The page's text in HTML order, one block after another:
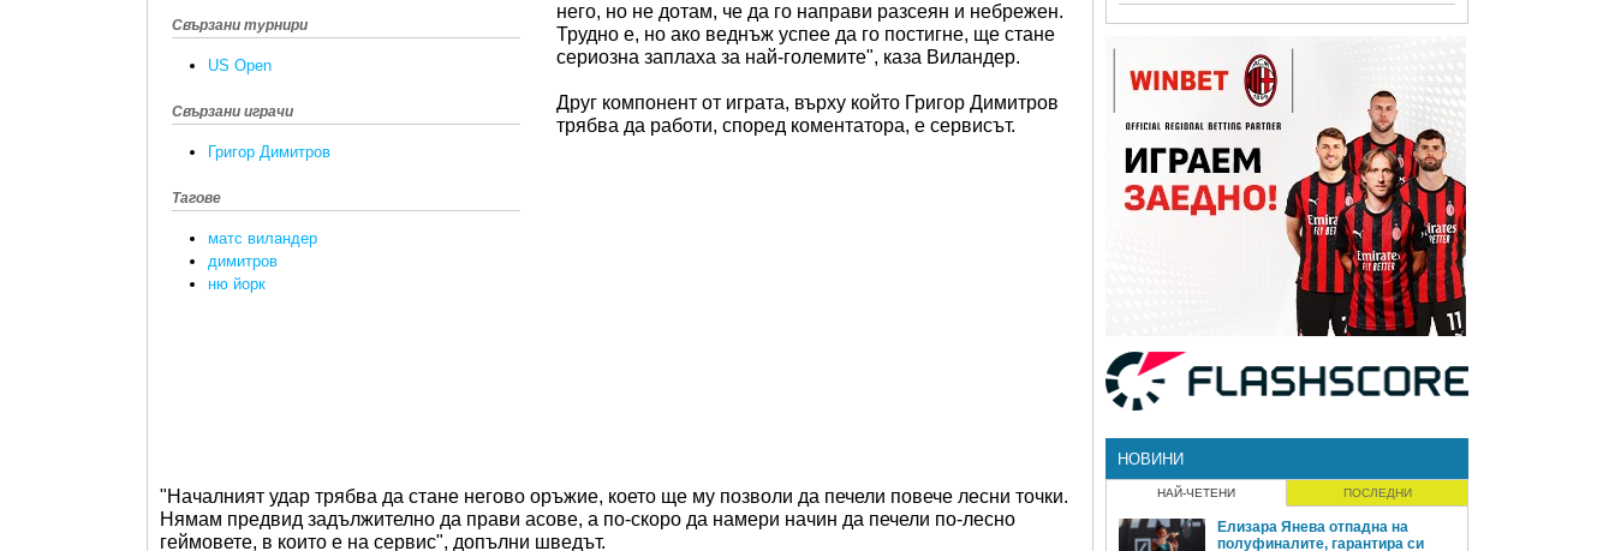
Свързани турнири
US Open
Свързани играчи
Григор Димитров
Тагове
матс виландер
димитров
ню йорк
него, но не дотам, че да го направи разсеян и небрежен.
Трудно е, но ако веднъж успее да го постигне, ще стане
сериозна заплаха за най-големите", каза Виландер.
Друг компонент от играта, върху който Григор Димитров
трябва да работи, според коментатора, е сервисът.
"Началният удар трябва да стане негово оръжие, което ще му позволи да печели повече лесни точки.
Нямам предвид задължително да прави асове, а по-скоро да намери начин да печели по-лесно
геймовете, в които е на сервис", допълни шведът.
НОВИНИ
НАЙ-ЧЕТЕНИ ПОСЛЕДНИ
Елизара Янева отпадна на
полуфиналите, гарантира си